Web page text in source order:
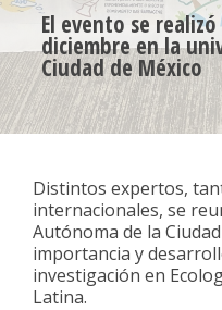
El evento se
diciembre en la
Ciudad de México
Distintos expertos,
internacionales, se
Autónoma de la
importancia y
investigación en
Latina.